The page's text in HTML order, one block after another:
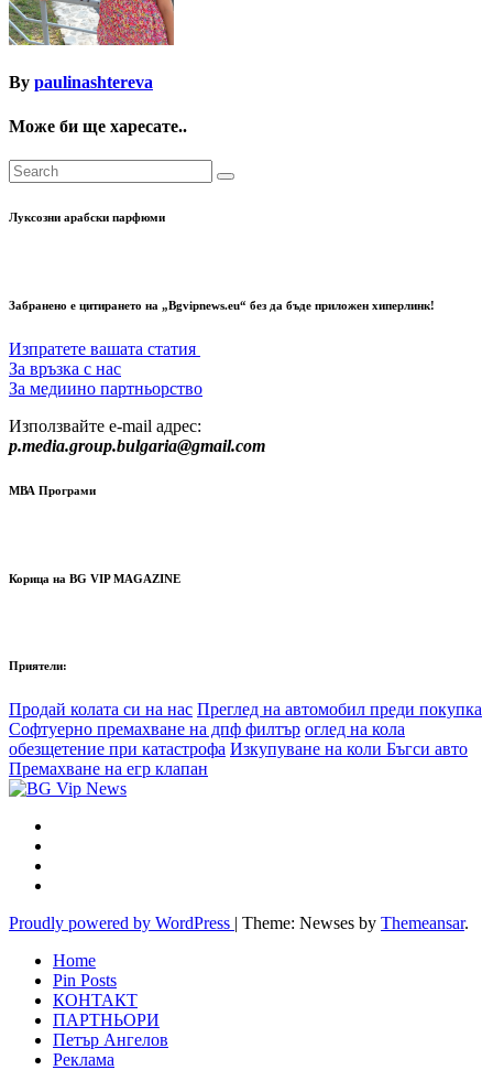
By paulinashtereva
Може би ще харесате..
Луксозни арабски парфюми
Забранено е цитирането на „Bgvipnews.eu“ без да бъде приложен хиперлинк!
Изпратете вашата статия
За връзка с нас
За медиино партньорство
Използвайте e-mail адрес:
p.media.group.bulgaria@gmail.com
МВА Програми
Корица на BG VIP MAGAZINE
Приятели:
Продай колата си на нас Преглед на автомобил преди покупка
Софтуерно премахване на дпф филтър оглед на кола
обезщетение при катастрофа Изкупуване на коли Бъгси авто
Премахване на егр клапан
Proudly powered by WordPress Theme: Newses by Themeansar.
Home
Pin Posts
КОНТАКТ
ПАРТНЬОРИ
Петър Ангелов
Реклама